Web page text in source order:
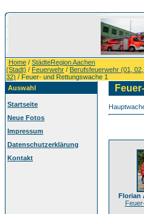
Home / StädteRegion Aachen
(Stadt) / Feuerwehr / Berufsfeuerwehr (01, 02,
32) / Feuer- und Rettungswache 1
Auswahl
Startseite
Neue Fotos
Impressum
Datenschutzerklärung
Kontakt
Florian